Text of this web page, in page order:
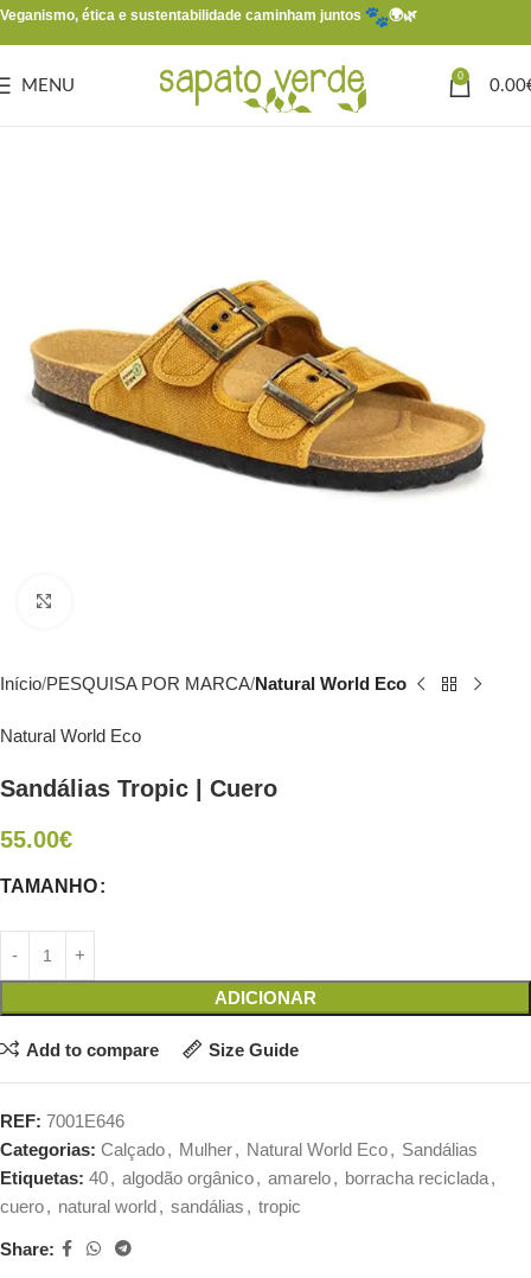
Veganismo, ética e sustentabilidade caminham juntos 🌍🌿
MENU
0
0.00
Início PESQUISA POR MARCA Natural World Eco
Natural World Eco
Sandálias Tropic | Cuero
55.00€
TAMANHO
ADICIONAR
Add to compare Size Guide
REF: 7001E646
Categorias: Calçado, Mulher, Natural World Eco, Sandálias
Etiquetas: 40, algodão orgânico, amarelo, borracha reciclada,
cuero, natural world, sandálias , tropic
Share: